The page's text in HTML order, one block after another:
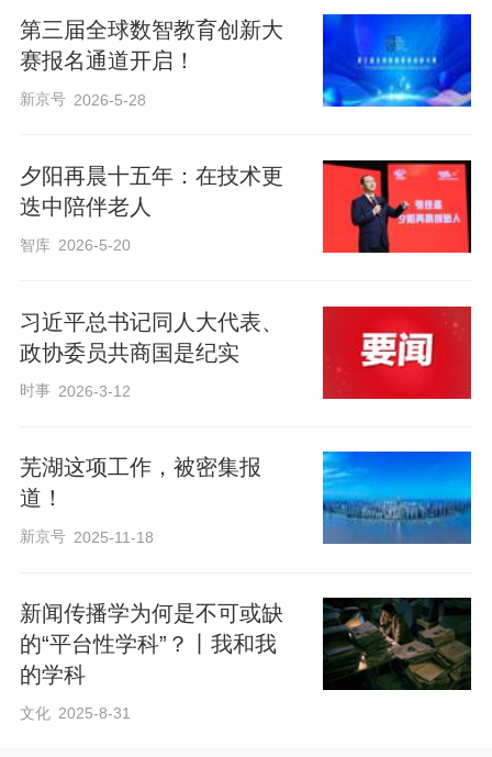
第三届全球数智教育创新大
赛报名通道开启！
新京号 2026-5-28
夕阳再晨十五年：在技术更
迭中陪伴老人
智库 2026-5-20
习近平总书记同人大代表、
政协委员共商国是纪实
时事 2026-3-12
芜湖这项工作，被密集报
道！
新京号 2025-11-18
新闻传播学为何是不可或缺
的“平台性学科”？丨我和我
的学科
文化 2025-8-31